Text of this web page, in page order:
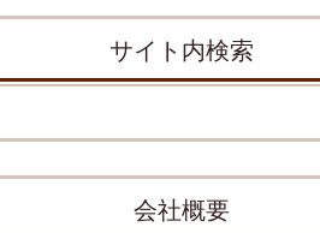
サイト内検索
会社概要